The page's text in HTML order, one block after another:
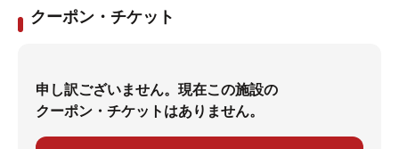
【個室利用料金】
2時間3,000円（超過料金：1時間毎1,500円）
0120-041-265
クーポン・チケット
申し訳ございません。現在この施設の
クーポン・チケットはありません。